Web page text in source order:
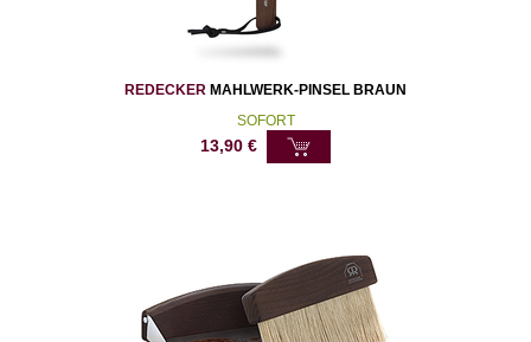
REDECKER MAHLWERK-PINSEL BRAUN
SOFORT
13,90 €